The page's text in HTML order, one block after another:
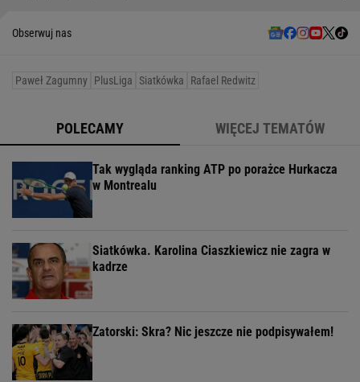
Obserwuj nas
Paweł Zagumny PlusLiga Siatkówka Rafael Redwitz
POLECAMY WIĘCEJ TEMATÓW
Tak wygląda ranking ATP po porażce Hurkacza
w Montrealu
Siatkówka. Karolina Ciaszkiewicz nie zagra w
kadrze
Zatorski: Skra? Nic jeszcze nie podpisywałem!